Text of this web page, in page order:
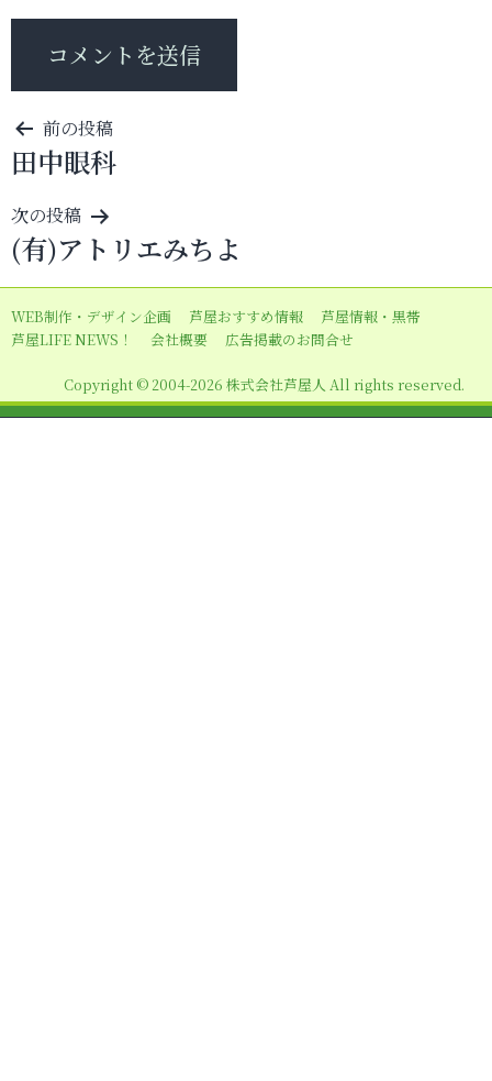
投
稿
ナ
ビ
ゲ
ー
シ
ン
前の投稿
田中眼科
次の投稿
(有)アトリエみちよ
WEB制作・デザイン企画 芦屋おすすめ情報
芦屋情報・黒帯
芦屋LIFE NEWS！
会社概要 広告掲載のお問合せ
Copyright © 2004-2026 株式会社芦屋人 All rights reserved.